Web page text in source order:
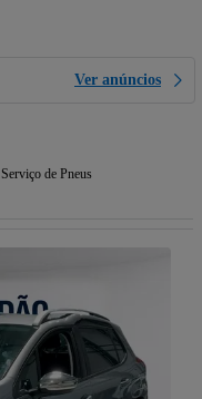
Ver anúncios
Serviço de Pneus